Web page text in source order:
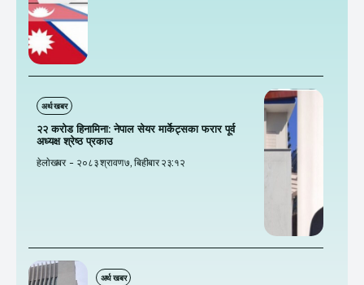
अर्थ खबर
२२ कराेड हिनामिना: नेपाल सेयर मार्केट्सका फरार पूर्व
अध्यक्ष श्रेष्ठ प्रकाउ
हेलाेखबर - २०८३ श्रावण ७, बिहीबार २३:१२
अर्थ खबर